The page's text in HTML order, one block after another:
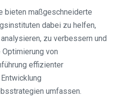
bieten maßgeschneiderte
dabei zu helfen,
zu verbessern und
von
effizienter
umfassen.